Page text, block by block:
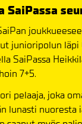
SaiPassa
junioripolun
SaiPassa
7+5.
pelaaja, joka
lunasti